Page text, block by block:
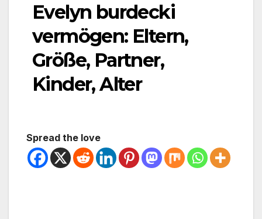
Evelyn burdecki
vermögen: Eltern,
Größe, Partner,
Kinder, Alter
Spread the love